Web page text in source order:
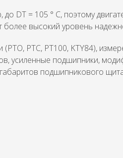
DT = 105 ° C, поэтому
более высокий уровень
PTC, PT100, KTY84),
усиленные подшипники,
подшипникового